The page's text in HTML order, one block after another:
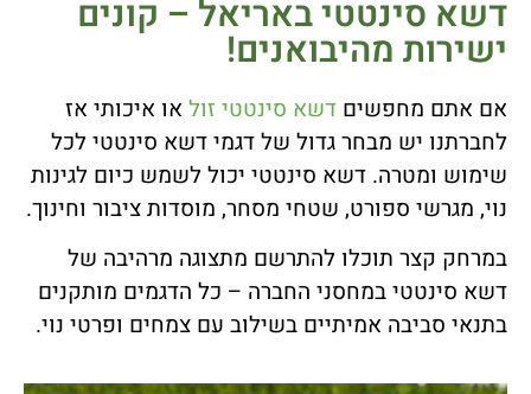
דשא סינטטי באריאל – קונים
ישירות מהיבואנים!
אם אתם מחפשים דשא סינטטי זול או איכותי אז
לחברתנו יש מבחר גדול של דגמי דשא סינטטי לכל
שימוש ומטרה. דשא סינטטי יכול לשמש כיום לגינות
נוי, מגרשי ספורט, שטחי מסחר, מוסדות ציבור וחינוך.
במרחק קצר תוכלו להתרשם מתצוגה מרהיבה של
דשא סינטטי במחסני החברה – כל הדגמים מותקנים
בתנאי סביבה אמיתיים בשילוב עם צמחים ופרטי נוי.